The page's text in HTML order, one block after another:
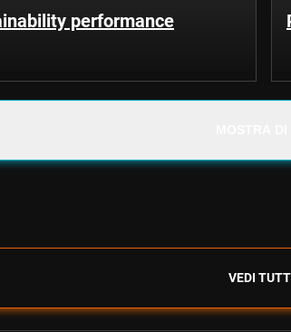
performance
VEDI